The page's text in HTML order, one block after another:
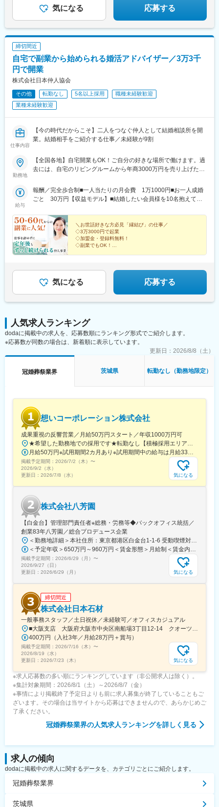
駅、眉山ロープウェイ山麓駅、市役所前駅(愛媛県)、県庁前駅(高
西川緑道公園駅、十日市町駅、大橋通駅、桜町駅(長崎県)、熊本
城・市役所前駅、天文館通駅、奥武山公園駅
気になる 応募する
締切間近
自宅で副業から始められる婚活アドバイザー／3万3千
円で開業
株式会社日本仲人協会
その他 転勤なし 5名以上採用
職種未経験歓迎
業種未経験歓迎
仕事内容
【今の時代だからこそ】二人をつなぐ仲人として結婚相談所を開
業。結婚相手をご紹介する仕事／未経験が9割
勤務地
【全国各地】自宅開業もOK！ご自分の好きな場所で働けます。過
去には、自宅のリビングルームから年商3000万円を売り上げた方
給与
報酬／完全歩合制■一人当たりの月会費 1万1000円■お一人成婚
ごと 30万円【収益モデル】■結婚したい会員様を10名抱えてい
方の収益実績もご紹介！＞◆兵庫県 40代・女性・2017年2月開
業・自己資金：0円・年間所得額：1056万円◆東京都 40代・女
性・2017年4月開業・自己資金：3万円・年間所得額：984万円◆
福島県 50代・男性・2014年6月開業・自己資金：5.0万円・年間
所得額768万円【契約時に必要な費用】■加盟金：0円■仲人登録
＼お世話好きな方必見「縁結び」の仕事／
◇3万3000円で起業
◇加盟金・登録料無料！
◇副業でもOK！
◇年商3000万円も可能！
◇場所・時間の制限なし
気になる 応募する
人気求人ランキング
dodaに掲載中の求人を、応募数順にランキング形式でご紹介します。
※応募数が同数の場合は、新着順に表示しています。
更新日： 2026/8/8（土）
冠婚葬祭業界 茨城県 転勤なし（勤務地限定）
想いコーポレーション株式会社
成果重視の反響営業／月給50万円スタート／年収1000万円可
★希望した勤務地での採用です★転勤なし【積極採用エリア】巣鴨本部（本社）立川支部愛知支部大阪支部広島支部岡山支部栃木支部静岡支部【その他採用エリア】北海道、青森、秋田、岩手、宮城、山形、福島、茨城、群馬、埼玉、千葉、神奈川、新潟、富山、石川、福井、岐阜、長野、山梨、三重、滋賀、京都、兵庫、奈良、和歌山、鳥取、島根、山口、徳島、香川、愛媛、高知、福岡、佐賀、長崎、熊本、大分、宮崎、鹿児島、沖縄※勤務地の詳細は当社ホームページをご参照ください。
月給50万円※試用期間2カ月あり※試用期間中の給与は月給33万円です。※いずれも固定残業代（月40時間分・7万5,000 円）を含み、超過分は別途支給します。【キャリアごとの月給イメージ】・月給50万円～：一般社員・月給80万円～：マネージャー候補3カ月間の売上成績に応じて、その後3カ月間の給与にインセンティブが上乗せされる仕組みです。（例1～3月の成績が、4～6月の給与に加算）中には、月30万円のインセンティブを手にする社員もいます。反響営業とはいえ、当社では、成果に見合う待遇を明確に用意しています。
掲載予定期間： 2026/7/2（木） 〜
2026/9/2（水）
更新日： 2026/7/8（水） 気になる
株式会社八芳園
【白金台】管理部門責任者※総務・労務等◆バックオフィス統括／
創業83年八芳園／総合プロデュース企業
＜勤務地詳細＞本社住所：東京都港区白金台1-1-6 受動喫煙対策：屋内全面禁煙変更の範囲：会社の定める事業所
＜予定年収＞650万円～960万円＜賃金形態＞月給制＜賃金内訳＞月額（基本給）：500,000円～800,000円＜月給＞500,000円～800,000円＜昇給有無＞有＜残業手当＞有＜給与補足＞■昇給年1回（10月）■賞与年1回（10月）※業績による賃金はあくまでも目安の金額であり、選考を通じて上下する可能性があります。月給(月額)は固定手当を含めた表記です。
掲載予定期間： 2026/6/29（月） 〜
2026/9/27（日）
更新日： 2026/6/29（月） 気になる
締切間近
株式会社日本石材
一般事務スタッフ／土日祝休／未経験可／オフィスカジュアル
■大阪支店 大阪府大阪市中央区南船場3丁目12-14 クオーツ心斎橋12階【アクセス】・御堂筋線「心斎橋」駅直結＼今春、クオーツ心斎橋へ移転／心斎橋の新たなランドマーク「クオーツ心斎橋」心斎橋駅直結の最先端複合施設です！大阪の大動脈「御堂筋」に面した一等地に位置するため、ランチやショッピングを楽しめます♪
400万円（入社3年／月給28万円＋賞与）
掲載予定期間： 2026/7/16（木） 〜
2026/8/19（水）
更新日： 2026/7/23（木） 気になる
※求人応募数の多い順にランキングしています（非公開求人は除く）。
※集計対象期間：2026/8/1（土）～2026/8/7（金）
※事情により掲載終了予定日よりも前に求人募集が終了していることもご
ざいます。その場合は当サイトから応募はできませんので、あらかじめご
了承ください。
冠婚葬祭業界の人気求人ランキングを詳しく見る
求人の傾向
dodaに掲載中の求人に関するデータを、カテゴリごとにご紹介します。
冠婚葬祭業界
茨城県